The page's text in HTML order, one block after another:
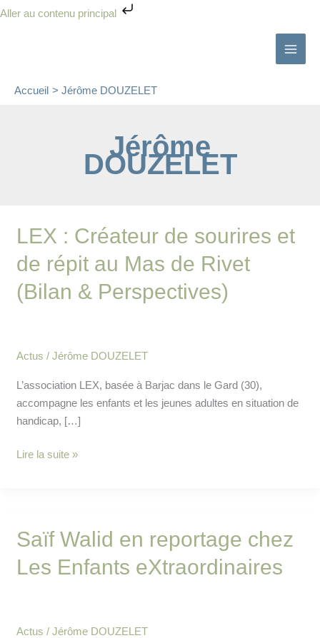
Aller au contenu principal
Aller
Accueil Jérôme DOUZELET
Jérôme
DOUZELET
LEX : Créateur de sourires et
de répit au Mas de Rivet
(Bilan & Perspectives)
Actus / Jérôme DOUZELET
L’association LEX, basée à Barjac dans le Gard (30),
accompagne les enfants et les jeunes adultes en situation de
handicap, […]
LEX
Créateur
de
sourires
répit
Mas
de
Rivet
&
Lire la suite »
Saïf Walid en reportage chez
Les Enfants eXtraordinaires
Actus / Jérôme DOUZELET
Saïf